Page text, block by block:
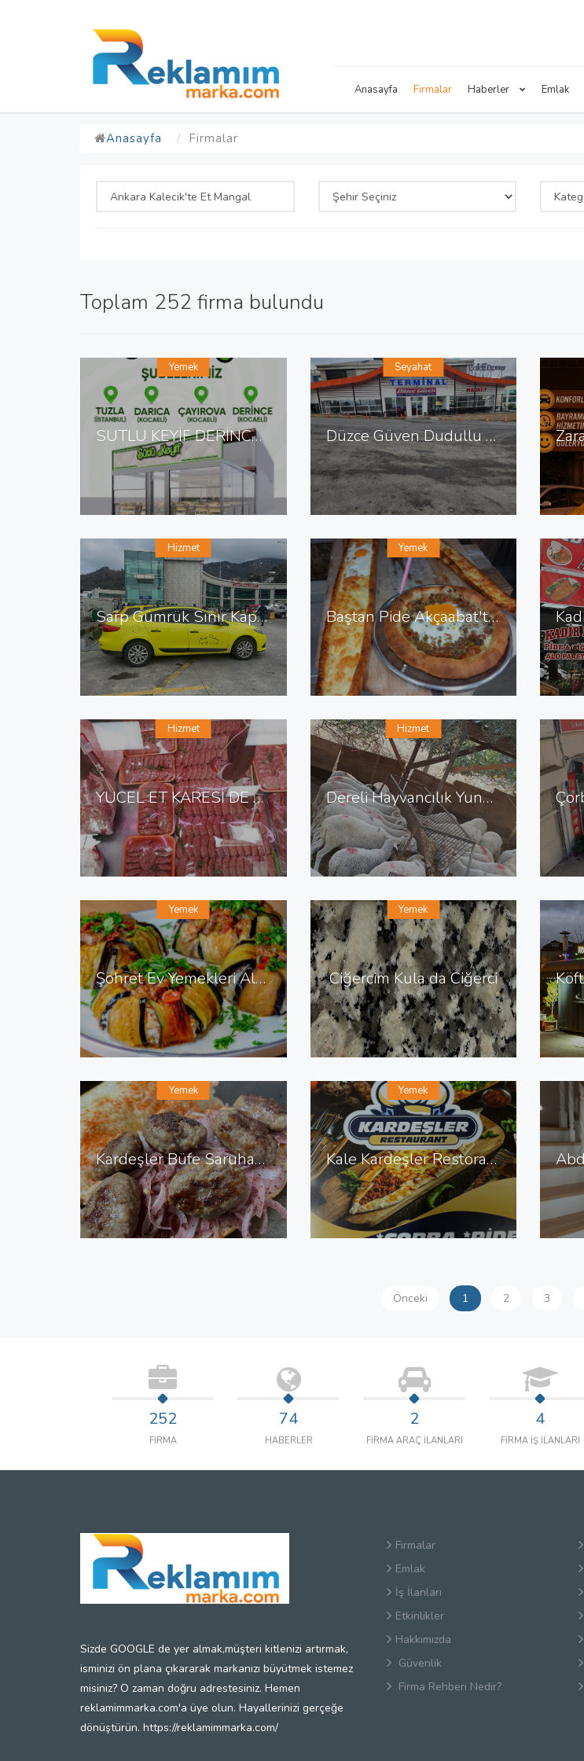
Anasayfa Firmalar Haberler Emlak
Anasayfa Firmalar
Toplam 252 firma bulundu
SÜTLÜ KEYİF DERİNCE DE TATLI SALONU
Yemek
Düzce Güven Dudullu Terminali
Seyahat
Sarp Gümrük Sınır Kapısı Taksi Sarp Sınır Kapısı En Yakın Taksi
Hizmet
Baştan Pide Akçaabat'ta Pide Salonu
Yemek
YÜCEL ET KARESİ DE ET KASAP
Hizmet
Dereli Hayvancılık Yunus Emre de Hayvancılık Besicilik
Hizmet
Şöhret Ev Yemekleri Altınordu da Ev Yemekleri
Yemek
Ciğercim Kula da Ciğerci
Yemek
Kardeşler Büfe Saruhanlı da Büfe
Yemek
Kale Kardeşler Restoran Pide Çorba Izgara Sulu Yemek
Yemek
Önceki 1 2 3
252
FİRMA
74
HABERLER
2
FİRMA ARAÇ İLANLARI
4
FİRMA İŞ İLANLARI
Sizde GOOGLE de yer almak,müşteri kitlenizi artırmak,
isminizi ön plana çıkararak markanızı büyütmek istemez
misiniz? O zaman doğru adrestesiniz. Hemen
reklamimmarka.com'a üye olun. Hayallerinizi gerçeğe
dönüştürün. https://reklamimmarka.com/
Firmalar
Emlak
İş İlanları
Etkinlikler
Hakkımızda
Güvenlik
Firma Rehberi Nedir?